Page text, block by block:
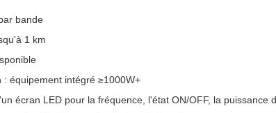
bande
1 km
: équipement intégré ≥1000W+
écran LED pour la fréquence, l'état ON/OFF, la puissance